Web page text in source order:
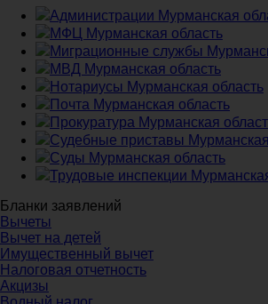
Администрации Мурманская
МФЦ Мурманская область
Миграционные службы
МВД Мурманская область
Нотариусы Мурманская область
Почта Мурманская область
Прокуратура Мурманская
Судебные приставы
Суды Мурманская область
Трудовые инспекции
Бланки заявлений
Вычеты
Вычет на детей
Имущественный вычет
Налоговая отчетность
Акцизы